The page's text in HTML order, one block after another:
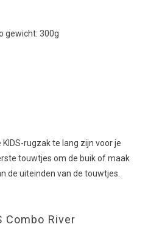
gewicht: 300g
rugzak te lang zijn voor je
touwtjes om de buik of maak
de uiteinden van de touwtjes.
Combo River